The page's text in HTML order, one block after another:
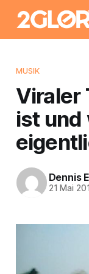
MUSIK
Viraler
ist und
Dennis
21 Mai